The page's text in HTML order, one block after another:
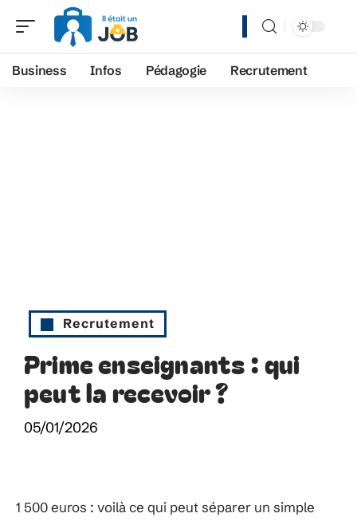
Business Infos Pédagogie Recrutement
Recrutement
Prime enseignants : qui
peut la recevoir ?
05/01/2026
1 500 euros : voilà ce qui peut séparer un simple